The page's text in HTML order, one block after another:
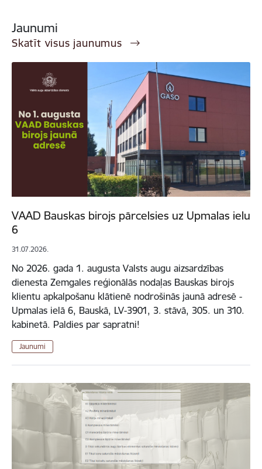
Jaunumi
Skatīt visus jaunumus
VAAD Bauskas birojs pārcelsies uz Upmalas ielu
6
31.07.2026.
No 2026. gada 1. augusta Valsts augu aizsardzības
dienesta Zemgales reģionālās nodaļas Bauskas birojs
klientu apkalpošanu klātienē nodrošinās jaunā adresē -
Upmalas ielā 6, Bauskā, LV-3901, 3. stāvā, 305. un 310.
kabinetā. Paldies par sapratni!
Jaunumi